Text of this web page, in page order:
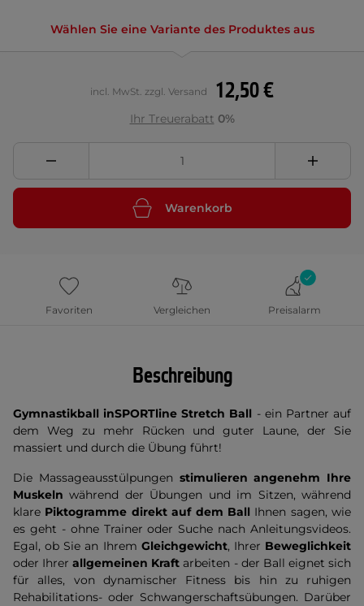
Wählen Sie eine Variante des Produktes aus
12,50 €
incl. MwSt. zzgl. Versand
Ihr Treuerabatt 0%
Warenkorb
Favoriten Vergleichen Preisalarm
Beschreibung
Gymnastikball inSPORTline Stretch Ball - ein Partner auf
dem Weg zu mehr Rücken und guter Laune, der Sie
massiert und durch die Übung führt!
Die Massageausstülpungen stimulieren angenehm Ihre
Muskeln während der Übungen und im Sitzen, während
klare Piktogramme direkt auf dem Ball Ihnen sagen, wie
es geht - ohne Trainer oder Suche nach Anleitungsvideos.
Egal, ob Sie an Ihrem Gleichgewicht, Ihrer Beweglichkeit
oder Ihrer allgemeinen Kraft arbeiten - der Ball eignet sich
für alles, von dynamischer Fitness bis hin zu ruhigen
Rehabilitations- oder Schwangerschaftsübungen. Darüber